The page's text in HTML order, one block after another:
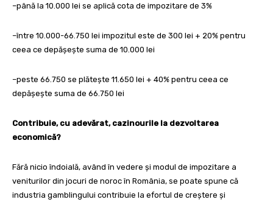
–până la 10.000 lei se aplică cota de impozitare de 3%
–între 10.000-66.750 lei impozitul este de 300 lei + 20% pentru
ceea ce depășește suma de 10.000 lei
–peste 66.750 se plătește 11.650 lei + 40% pentru ceea ce
depășește suma de 66.750 lei
Contribuie, cu adevărat, cazinourile la dezvoltarea
economică?
Fără nicio îndoială, având în vedere și modul de impozitare a
veniturilor din jocuri de noroc în România, se poate spune că
industria gamblingului contribuie la efortul de creștere și